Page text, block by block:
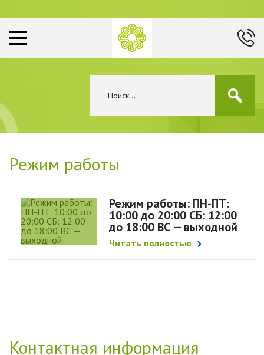
Режим работы
Режим работы: ПН-ПТ:
10:00 до 20:00 СБ: 12:00
до 18:00 ВС — выходной
Читать полностью
Контактная информация